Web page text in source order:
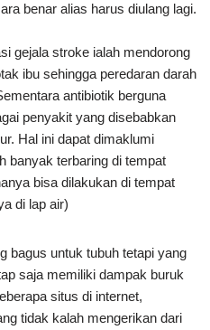
benar alias harus diulang lagi.
gejala stroke ialah mendorong
ibu sehingga peredaran darah
antibiotik berguna
penyakit yang disebabkan
Hal ini dapat dimaklumi
banyak terbaring di tempat
bisa dilakukan di tempat
di lap air)
bagus untuk tubuh tetapi yang
saja memiliki dampak buruk
situs di internet,
tidak kalah mengerikan dari